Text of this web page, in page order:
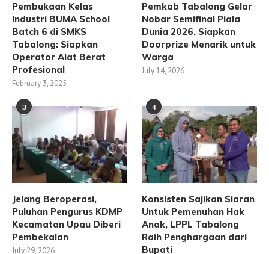
Pembukaan Kelas
Industri BUMA School
Batch 6 di SMKS
Tabalong: Siapkan
Operator Alat Berat
Profesional
February 3, 2025
Pemkab Tabalong Gelar
Nobar Semifinal Piala
Dunia 2026, Siapkan
Doorprize Menarik untuk
Warga
July 14, 2026
3
Jelang Beroperasi,
Puluhan Pengurus KDMP
Kecamatan Upau Diberi
Pembekalan
July 29, 2026
4
Konsisten Sajikan Siaran
Untuk Pemenuhan Hak
Anak, LPPL Tabalong
Raih Penghargaan dari
Bupati